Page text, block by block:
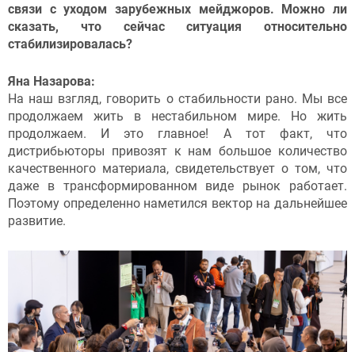
связи с уходом зарубежных мейджоров. Можно ли
сказать, что сейчас ситуация относительно
стабилизировалась?
Яна Назарова:
На наш взгляд, говорить о стабильности рано. Мы все
продолжаем жить в нестабильном мире. Но жить
продолжаем. И это главное! А тот факт, что
дистрибьюторы привозят к нам большое количество
качественного материала, свидетельствует о том, что
даже в трансформированном виде рынок работает.
Поэтому определенно наметился вектор на дальнейшее
развитие.